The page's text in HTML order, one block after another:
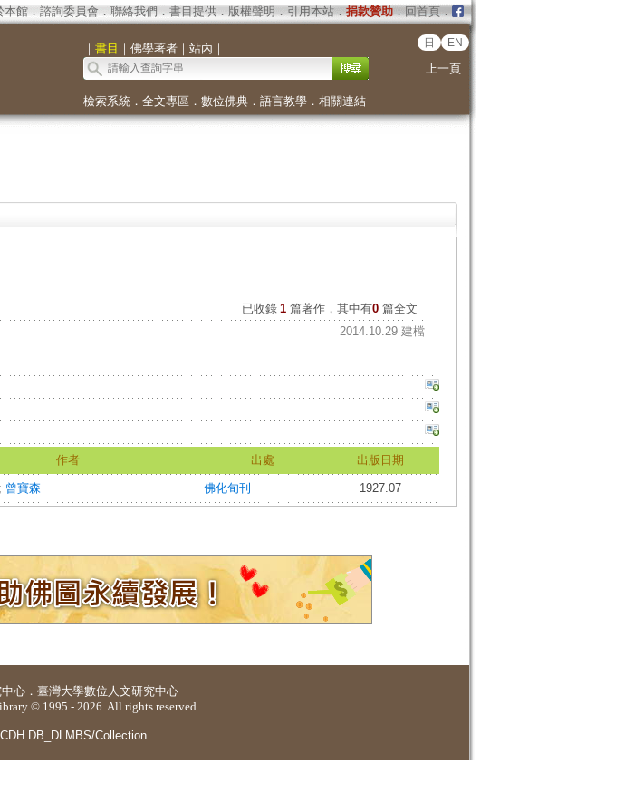
本館． 諮詢委員會． 聯絡我們 ． 書目提供． 版權聲明 ． 引用本站． 捐款贊助．回首頁．
｜ 書目 ｜ 佛學著者｜ 站內 ｜ 日 EN
上一頁
檢索系統． 全文專區 ． 數位佛典． 語言教學． 相關連結
已收錄 1 篇著作，其中有0篇全文
2014.10.29 建檔
作者 出處 出版日期
曾寶森 佛化旬刊 1927.07
心 ． 臺灣大學數位人文研究中心
© 1995 - 2026. All rights reserved
Collection